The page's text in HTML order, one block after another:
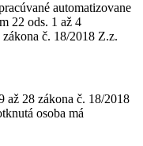
automatizovane
22 ods. 1 až 4
č. 18/2018 Z.z.
až 28 zákona č. 18/2018
osoba má